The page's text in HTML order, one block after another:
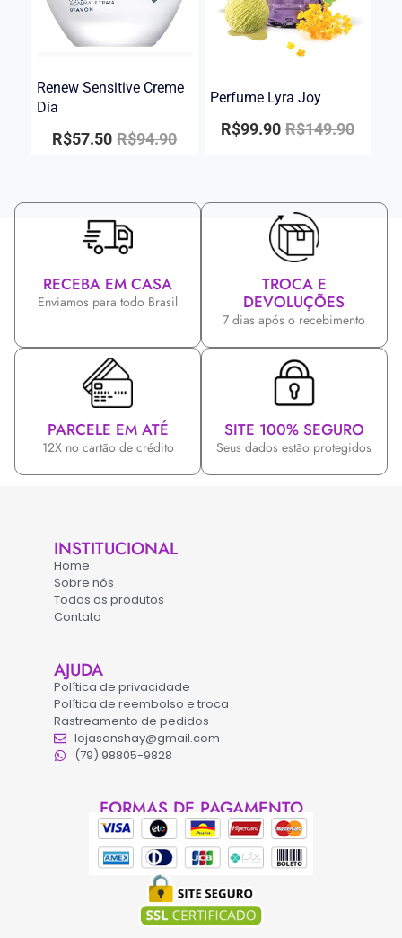
Renew Sensitive Creme
Dia
R$94.90
R$57.50
Perfume Lyra Joy
R$149.90
R$99.90
RECEBA EM CASA
Enviamos para todo Brasil
TROCA E
DEVOLUÇÕES
7 dias após o recebimento
PARCELE EM ATÉ
12X no cartão de crédito
SITE 100% SEGURO
Seus dados estão protegidos
INSTITUCIONAL
Home
Sobre nós
Todos os produtos
Contato
AJUDA
Política de privacidade
Política de reembolso e troca
Rastreamento de pedidos
lojasanshay@gmail.com
(79) 98805-9828
FORMAS DE PAGAMENTO